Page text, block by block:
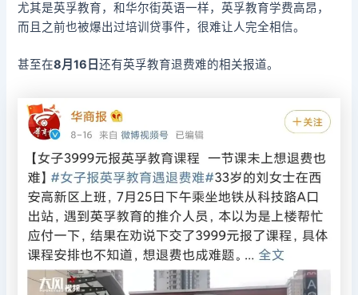
尤其是英孚教育，和华尔街英语一样，英孚教育学费高昂，
而且之前也被爆出过培训贷事件，很难让人完全相信。
甚至在8月16日还有英孚教育退费难的相关报道。